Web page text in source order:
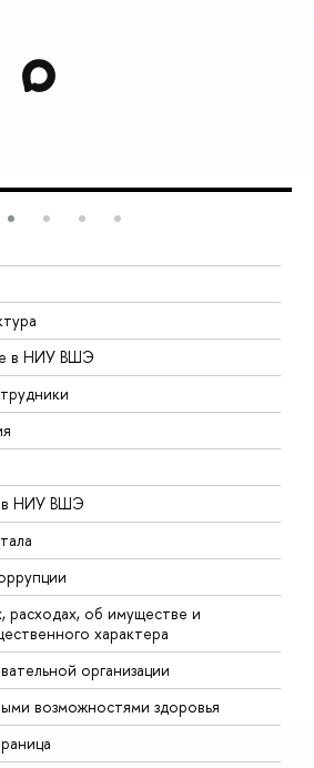
в НИУ ВШЭ
в НИУ ВШЭ
расходах, об имуществе и
характера
организации
возможностями здоровья